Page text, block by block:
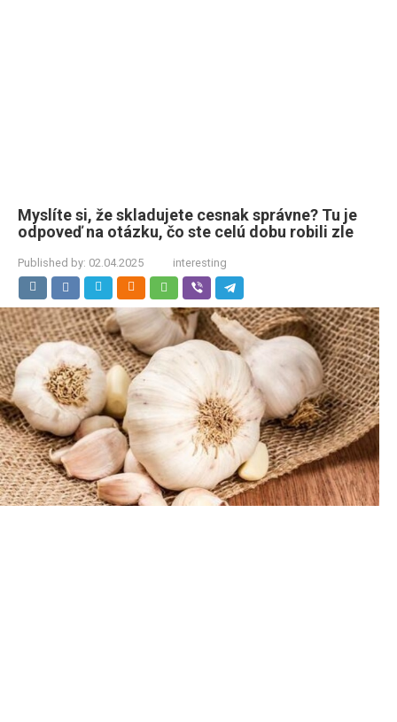
Myslíte si, že skladujete cesnak správne? Tu je
odpoveď na otázku, čo ste celú dobu robili zle
Published by: 02.04.2025 interesting